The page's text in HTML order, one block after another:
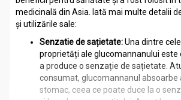
medicinală din Asia. Iată mai multe detalii
și utilizările sale:
Senzatie de sațietate:Una dintre
proprietăți ale glucomannanului este
a produce o senzație de sațietate.
consumat, glucomannanul absoarbe
stomac, ceea ce poate duce la o